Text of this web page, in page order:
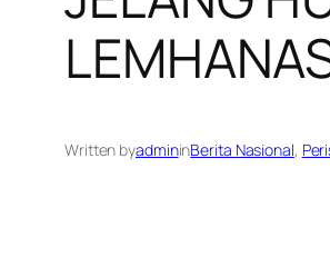
Written byadmininBerita Nasional,